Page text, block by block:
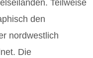
Teilweise
den
nordwestlich
Die